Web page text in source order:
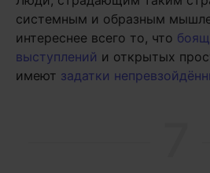
системным и образным
интереснее всего то, что
выступлений и открытых
имеют задатки